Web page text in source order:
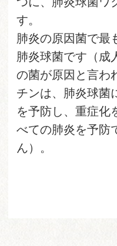
す。
肺炎の原因菌で最
肺炎球菌です（成
の菌が原因と言わ
チンは、肺炎球菌
を予防し、重症化
べての肺炎を予防
ん）。